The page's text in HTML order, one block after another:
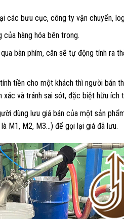
các bưu cục, công ty vận chuyển,
hàng hóa bên trong.
bàn phím, cân sẽ tự động tính
tiền cho một khách thì người bán
và tránh sai sót, đặc biệt hữu
dùng lưu giá bán của một sản
M1, M2, M3…) để gọi lại giá đã lưu.